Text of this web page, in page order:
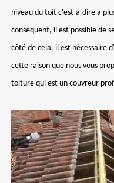
niveau du toit c'est-à-dire à
conséquent, il est possible de
côté de cela, il est nécessaire
cette raison que nous vous
toiture qui est un couvreur